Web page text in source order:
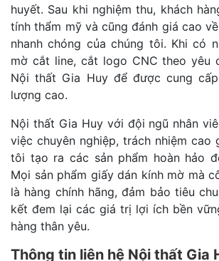
huyết. Sau khi nghiệm thu, khách
tính thẩm mỹ và cũng đánh giá cao
nhanh chóng của chúng tôi. Khi có
mờ cắt line, cắt logo CNC theo yêu
Nội thất Gia Huy để được cung
lượng cao.
Nội thất Gia Huy với đội ngũ nhân
việc chuyên nghiệp, trách nhiệm
tôi tạo ra các sản phẩm hoàn hảo
Mọi sản phẩm giấy dán kính mờ mà
là hàng chính hãng, đảm bảo tiêu
kết đem lại các giá trị lợi ích bền
hàng thân yêu.
Thông tin liên hệ Nội thất Gia